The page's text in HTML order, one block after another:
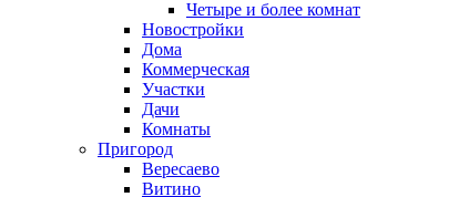
Четыре и более комнат
Новостройки
Дома
Коммерческая
Участки
Дачи
Комнаты
Пригород
Вересаево
Витино